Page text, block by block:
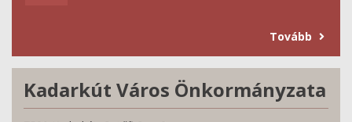
Tovább
Kadarkút Város Önkormányzata